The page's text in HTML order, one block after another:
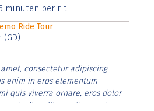
minuten per rit!
Ride Tour
(GD)
consectetur adipiscing
enim in eros elementum
quis viverra ornare, eros dolor
diam libero vitae erat.